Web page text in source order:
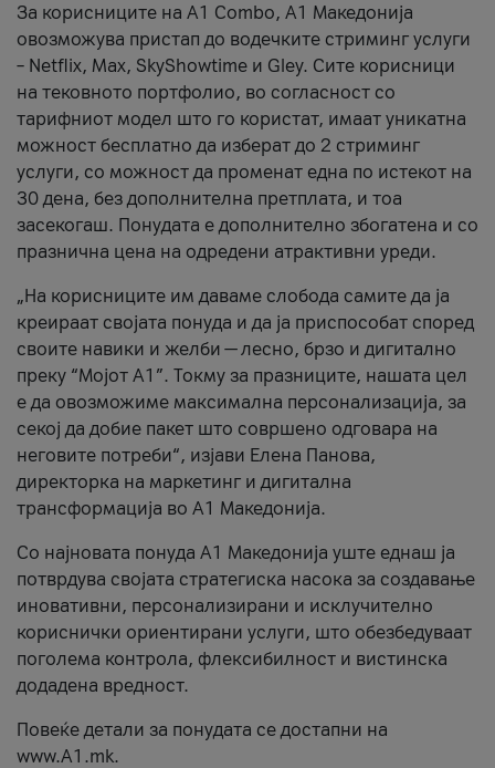
За корисниците на A1 Combo, А1 Македонија
овозможува пристап до водечките стриминг услуги
– Netflix, Max, SkyShowtime и Gley. Сите корисници
на тековното портфолио, во согласност со
тарифниот модел што го користат, имаат уникатна
можност бесплатно да изберат до 2 стриминг
услуги, со можност да променат една по истекот на
30 дена, без дополнителна претплата, и тоа
засекогаш. Понудата е дополнително збогатена и со
празнична цена на одредени атрактивни уреди.
„На корисниците им даваме слобода самите да ја
креираат својата понуда и да ја приспособат според
своите навики и желби — лесно, брзо и дигитално
преку “Мојот А1”. Токму за празниците, нашата цел
е да овозможиме максимална персонализација, за
секој да добие пакет што совршено одговара на
неговите потреби“, изјави Елена Панова,
директорка на маркетинг и дигитална
трансформација во А1 Македонија.
Со најновата понуда А1 Македонија уште еднаш ја
потврдува својата стратегиска насока за создавање
иновативни, персонализирани и исклучително
кориснички ориентирани услуги, што обезбедуваат
поголема контрола, флексибилност и вистинска
додадена вредност.
Повеќе детали за понудата се достапни на
www.А1.mk.